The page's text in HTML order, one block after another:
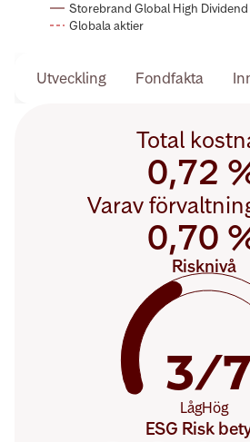
Storebrand Global High Dividend
Globala aktier
Utveckling Fondfakta
Total
0,72
Varav
0,70
Risknivå
3/7
LågHög
ESG Risk